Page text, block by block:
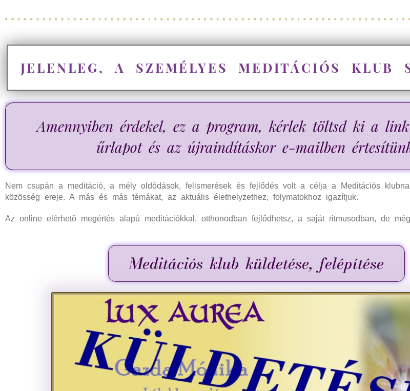
JELENLEG, A SZEMÉLYES MEDITÁCIÓS KLUB
Amennyiben érdekel, ez a program, kérlek töltsd ki a
űrlapot és az újraindításkor e-mailben
Nem csupán a meditáció, a mély oldódások, felismerések és fejlődés volt a célja a Meditációs
közösség ereje. A más és más témákat, az aktuális élethelyzethez, folymatokhoz igazítjuk.
Az online elérhető megértés alapú meditációkkal, otthonodban fejlődhetsz, a saját ritmusodban, de
Meditációs klub küldetése, felépítése